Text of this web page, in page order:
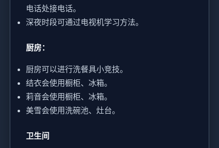
电话处接电话。
深夜时段可通过电视机学习方法。
厨房：
厨房可以进行洗餐具小竞技。
结衣会使用橱柜、冰箱。
莉音会使用橱柜、冰箱。
美雪会使用洗碗池、灶台。
卫生间